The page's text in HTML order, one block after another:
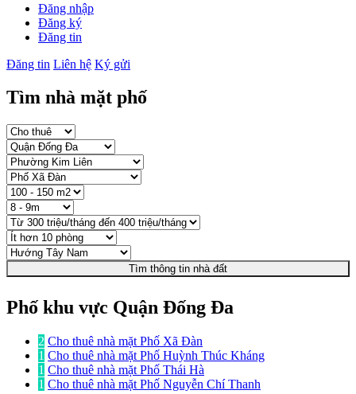
Đăng nhập
Đăng ký
Đăng tin
Đăng tin Liên hệ Ký gửi
Tìm nhà mặt phố
Tìm thông tin nhà đất
Phố khu vực Quận Đống Đa
2 Cho thuê nhà mặt Phố Xã Đàn
1 Cho thuê nhà mặt Phố Huỳnh Thúc Kháng
1 Cho thuê nhà mặt Phố Thái Hà
1 Cho thuê nhà mặt Phố Nguyễn Chí Thanh